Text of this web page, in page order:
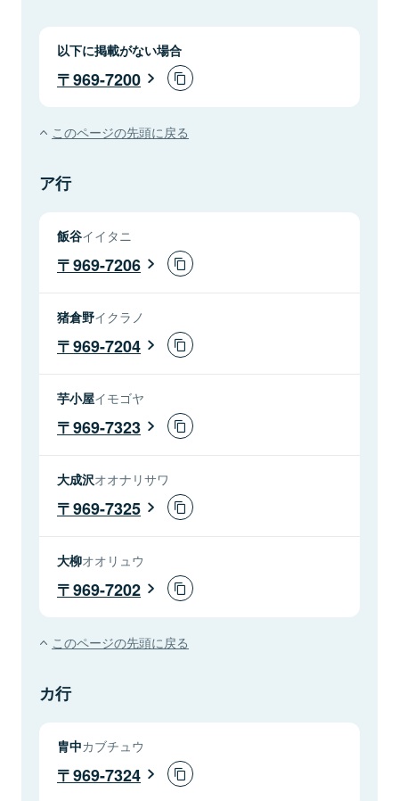
以下に掲載がない場合
969-7200
このページの先頭に戻る
ア行
飯谷イイタニ
969-7206
猪倉野イクラノ
969-7204
芋小屋イモゴヤ
969-7323
大成沢オオナリサワ
969-7325
大柳オオリュウ
969-7202
このページの先頭に戻る
カ行
胄中カブチュウ
969-7324